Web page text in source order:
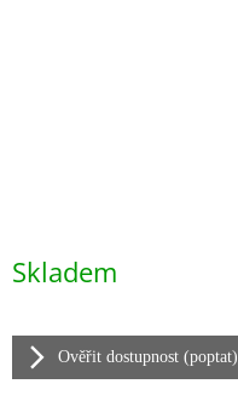
cena:
Skladem
Ověřit dostupnost (poptat)